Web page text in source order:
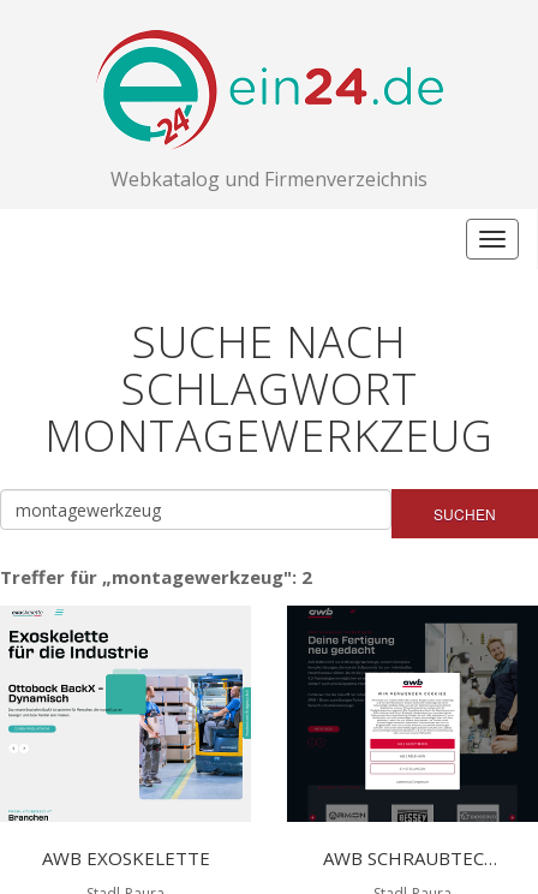
Webkatalog und Firmenverzeichnis
SUCHE NACH
SCHLAGWORT
MONTAGEWERKZEUG
SUCHEN
Treffer für „montagewerkzeug": 2
AWB EXOSKELETTE AWB SCHRAUBTECHNIK- UND INDUSTRIEBEDARF GMBH